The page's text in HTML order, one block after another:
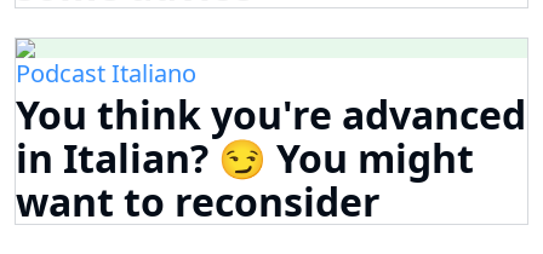
Podcast Italiano
You think you're advanced
in Italian? 😏 You might
want to reconsider